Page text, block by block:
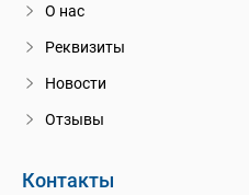
О нас
Реквизиты
Новости
Отзывы
Контакты